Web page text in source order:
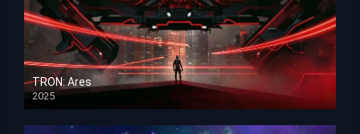
TRON: Ares
2025
HD 1080p